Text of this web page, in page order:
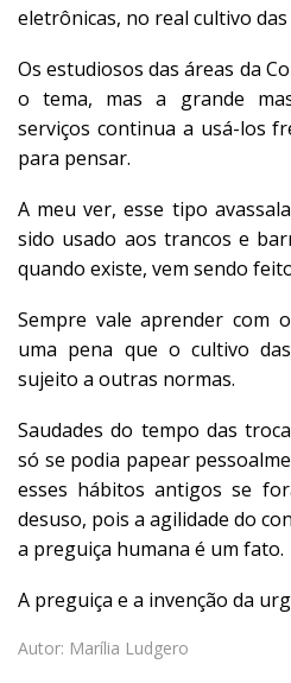
eletrônicas, no real cultivo das
Os estudiosos das áreas da
o tema, mas a grande
serviços continua a usá-los
para pensar.
A meu ver, esse tipo
sido usado aos trancos e
quando existe, vem sendo
Sempre vale aprender com
uma pena que o cultivo
sujeito a outras normas.
Saudades do tempo das
só se podia papear
esses hábitos antigos se
desuso, pois a agilidade do
a preguiça humana é um fato.
A preguiça e a invenção da
Autor: Marília Ludgero